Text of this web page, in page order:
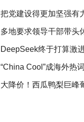
把党建设得更加坚强有
多地要求领导干部带头
DeepSeek终于打算激
“China Cool”成海外热词
大降价！西瓜鸭梨巨峰